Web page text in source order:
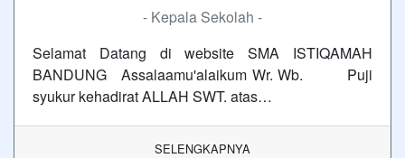
- Kepala Sekolah -
Selamat Datang di website SMA ISTIQAMAH
BANDUNG Assalaamu'alaikum Wr. Wb. Puji
syukur kehadirat ALLAH SWT. atas…
SELENGKAPNYA